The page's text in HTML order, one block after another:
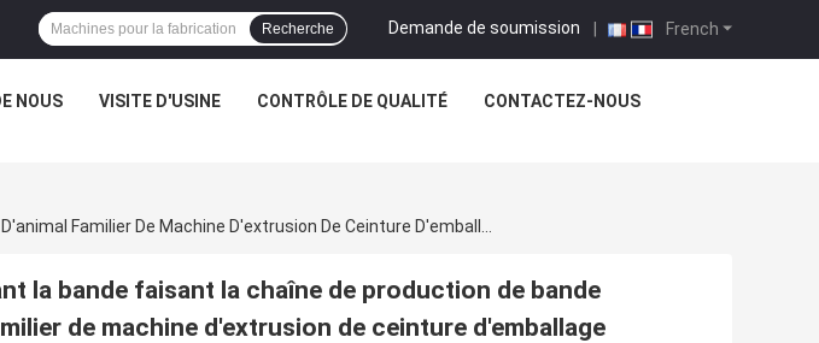
French
Demande de soumission |
Recherche
NOUS VISITE D'USINE CONTRÔLE DE QUALITÉ CONTACTEZ-NOUS
la bande faisant la chaîne de production de bande
de machine d'extrusion de ceinture d'emballage